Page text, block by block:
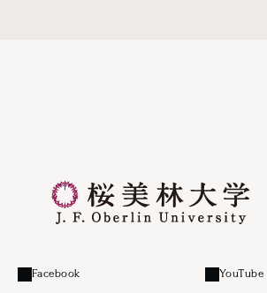
Facebook
外部リンク
YouTube
外部リンク